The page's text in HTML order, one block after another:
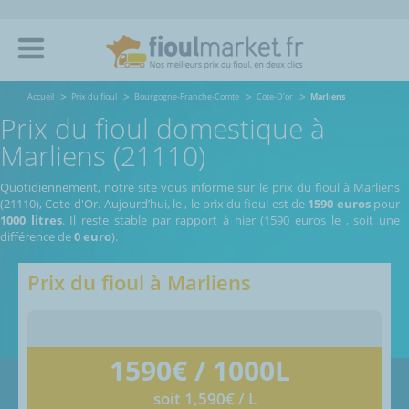
Accueil Prix du fioul Bourgogne-Franche-Comte Cote-D'or Marliens
Prix du fioul domestique à
Marliens (21110)
Quotidiennement, notre site vous informe sur le prix du fioul à Marliens
(21110), Cote-d'Or. Aujourd’hui, le , le prix du fioul est de 1590 eurospour
1000 litres. Il reste stable par rapport à hier (1590 euros le , soit une
différence de0 euro).
Prix du fioul à Marliens
1590€ / 1000L
soit 1,590€ / L